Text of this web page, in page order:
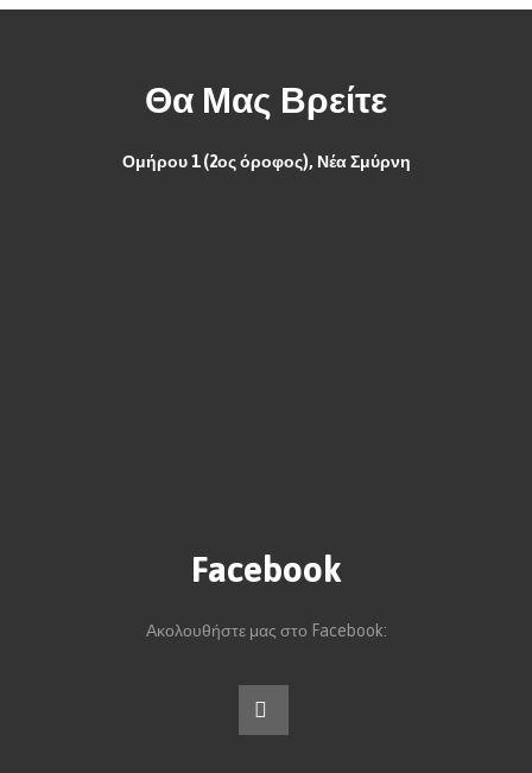
Θα Μας Βρείτε
Ομήρου 1 (2ος όροφος), Νέα Σμύρνη
Facebook
Ακολουθήστε μας στο Facebook: